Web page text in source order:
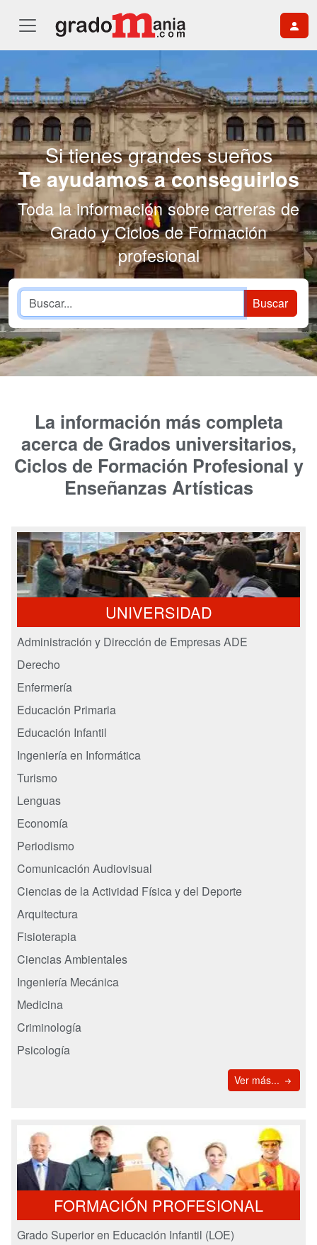
Si tienes grandes sueños
Te ayudamos a conseguirlos
Toda la información sobre carreras de
Grado y Ciclos de Formación
profesional
La información más completa
acerca de Grados universitarios,
Ciclos de Formación Profesional y
Enseñanzas Artísticas
UNIVERSIDAD
Administración y Dirección de Empresas ADE
Derecho
Enfermería
Educación Primaria
Educación Infantil
Ingeniería en Informática
Turismo
Lenguas
Economía
Periodismo
Comunicación Audiovisual
Ciencias de la Actividad Física y del Deporte
Arquitectura
Fisioterapia
Ciencias Ambientales
Ingeniería Mecánica
Medicina
Criminología
Psicología
Ver más...
FORMACIÓN PROFESIONAL
Grado Superior en Educación Infantil (LOE)